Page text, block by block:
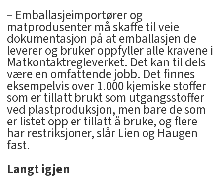
– Emballasjeimportører og
matprodusenter må skaffe til veie
dokumentasjon på at emballasjen de
leverer og bruker oppfyller alle kravene i
Matkontaktregleverket. Det kan til dels
være en omfattende jobb. Det finnes
eksempelvis over 1.000 kjemiske stoffer
som er tillatt brukt som utgangsstoffer
ved plastproduksjon, men bare de som
er listet opp er tillatt å bruke, og flere
har restriksjoner, slår Lien og Haugen
fast.
Langt igjen